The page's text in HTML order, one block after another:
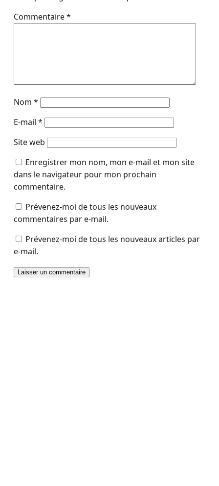
Commentaire*
Nom *
E-mail *
Site web
Enregistrer mon nom, mon e-mail et mon site
dans le navigateur pour mon prochain
commentaire.
Prévenez-moi de tous les nouveaux
commentaires par e-mail.
Prévenez-moi de tous les nouveaux articles par
e-mail.